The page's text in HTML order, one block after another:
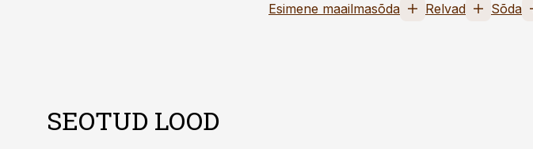
Esimene maailmasõda Relvad Sõda
SEOTUD LOOD